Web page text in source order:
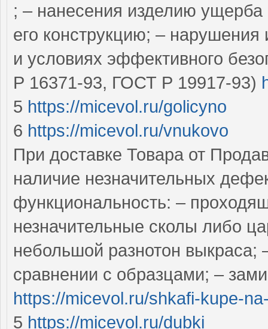
; – нанесения изделию ущерба
его конструкцию; –
и условиях эффективного
Р 16371-93, ГОСТ Р 19917-93)
5 https://micevol.ru/golicyno
6 https://micevol.ru/vnukovo
При доставке Товара от
наличие незначительных
функциональность: –
незначительные сколы либо
небольшой разнотон выкраса;
сравнении с образцами; –
https://micevol.ru/shkafi-kupe-
5 https://micevol.ru/dubki